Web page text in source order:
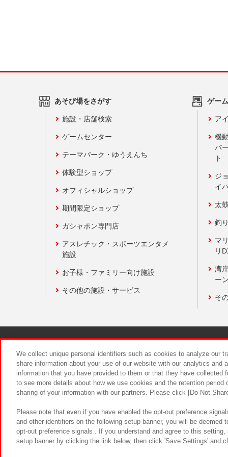
あそび場をさがす
施設・店舗検索
ゲームセンター
テーマパーク・ゆうえんち
体験型ショップ
オフィシャルショップ
期間限定ショップ
ガシャポン専門店
アスレチック・スポーツエンタメ
施設
お子様・ファミリー向け施設
その他の施設・サービス
ゲー
ア
機
バ
ト
ジ
イ
太
釣
マ
リ
湾
ー
そ
食品のご
We collect unique personal identifiers such as cookies to analyze our
share information about your use of our website with our analytics and
information that you have provided to them or that they have
to see more details about how we use cookies and the retention
sharing of your information with our partners. Please click [Do Not
Please note that even if you have enabled the opt-out preference
and other identifiers on the following setup banner, you will be
opt-out preference signals . If you understand and agree to this
setup banner by clicking the link below, then click 'Save Settings' and